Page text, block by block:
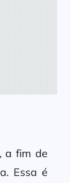
a fim de
Essa é